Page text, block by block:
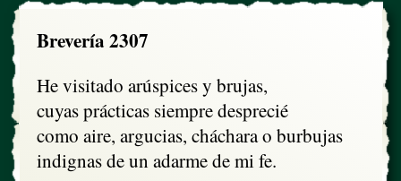
Brevería 2307
He visitado arúspices y brujas,
cuyas prácticas siempre desprecié
como aire, argucias, cháchara o burbujas
indignas de un adarme de mi fe.